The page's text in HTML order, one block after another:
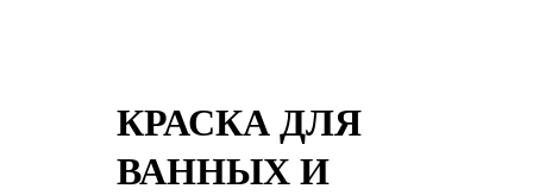
КРАСКА ДЛЯ
ВАННЫХ И